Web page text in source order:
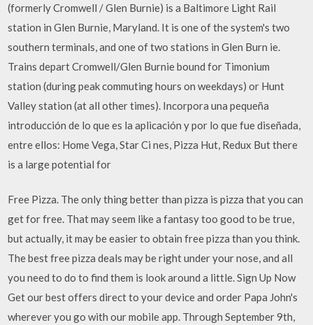
(formerly Cromwell / Glen Burnie) is a Baltimore Light Rail
station in Glen Burnie, Maryland. It is one of the system's two
southern terminals, and one of two stations in Glen Burn ie.
Trains depart Cromwell/Glen Burnie bound for Timonium
station (during peak commuting hours on weekdays) or Hunt
Valley station (at all other times). Incorpora una pequeña
introducción de lo que es la aplicación y por lo que fue diseñada,
entre ellos: Home Vega, Star Ci nes, Pizza Hut, Redux But there
is a large potential for
Free Pizza. The only thing better than pizza is pizza that you can
get for free. That may seem like a fantasy too good to be true,
but actually, it may be easier to obtain free pizza than you think.
The best free pizza deals may be right under your nose, and all
you need to do to find them is look around a little. Sign Up Now
Get our best offers direct to your device and order Papa John's
wherever you go with our mobile app. Through September 9th,